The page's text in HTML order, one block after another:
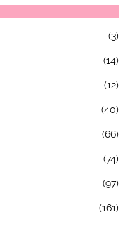
(3)
(14)
(12)
(40)
(66)
(74)
(97)
(161)